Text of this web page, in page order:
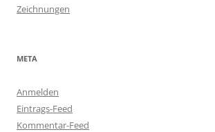
Zeichnungen
META
Anmelden
Eintrags-Feed
Kommentar-Feed